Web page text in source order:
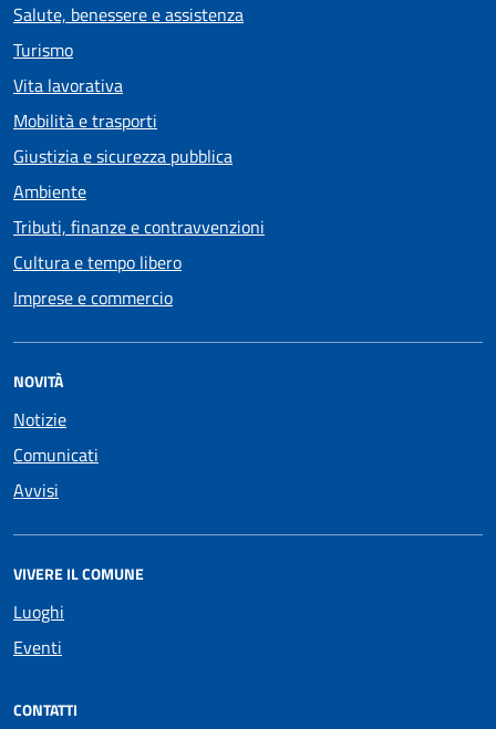
Salute, benessere e assistenza
Turismo
Vita lavorativa
Mobilità e trasporti
Giustizia e sicurezza pubblica
Ambiente
Tributi, finanze e contravvenzioni
Cultura e tempo libero
Imprese e commercio
NOVITÀ
Notizie
Comunicati
Avvisi
VIVERE IL COMUNE
Luoghi
Eventi
CONTATTI